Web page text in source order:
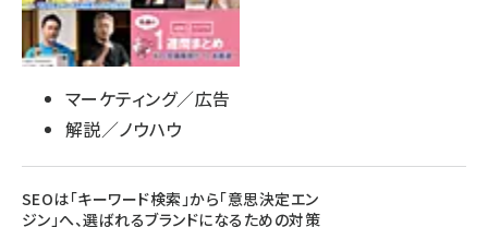
マーケティング／広告
解説／ノウハウ
SEOは「キーワード検索」から「意思決定エン
ジン」へ、選ばれるブランドになるための対策